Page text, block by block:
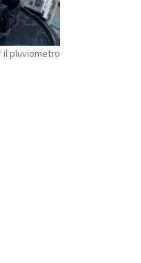
il pluviometro